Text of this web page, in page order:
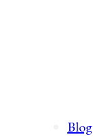
Blog